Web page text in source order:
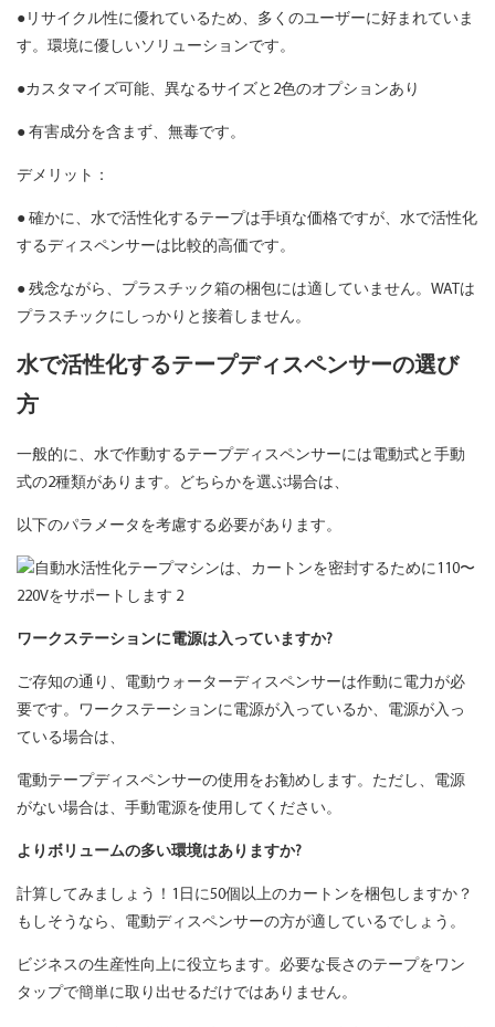
●リサイクル性に優れているため、多くのユーザーに好まれていま
す。環境に優しいソリューションです。
●カスタマイズ可能、異なるサイズと2色のオプションあり
● 有害成分を含まず、無毒です。
デメリット：
● 確かに、水で活性化するテープは手頃な価格ですが、水で活性化
するディスペンサーは比較的高価です。
● 残念ながら、プラスチック箱の梱包には適していません。WATは
プラスチックにしっかりと接着しません。
水で活性化するテープディスペンサーの選び
方
一般的に、水で作動するテープディスペンサーには電動式と手動
式の2種類があります。どちらかを選ぶ場合は、
以下のパラメータを考慮する必要があります。
ワークステーションに電源は入っていますか?
ご存知の通り、電動ウォーターディスペンサーは作動に電力が必
要です。ワークステーションに電源が入っているか、電源が入っ
ている場合は、
電動テープディスペンサーの使用をお勧めします。ただし、電源
がない場合は、手動電源を使用してください。
よりボリュームの多い環境はありますか?
計算してみましょう！1日に50個以上のカートンを梱包しますか？
もしそうなら、電動ディスペンサーの方が適しているでしょう。
ビジネスの生産性向上に役立ちます。必要な長さのテープをワン
タップで簡単に取り出せるだけではありません。